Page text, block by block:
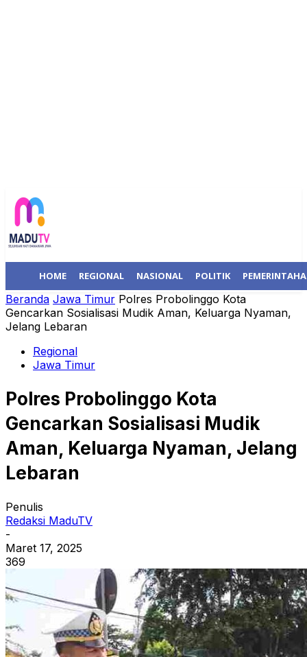
HOME REGIONAL NASIONAL POLITIK
Beranda Jawa Timur Polres Probolinggo Kota
Gencarkan Sosialisasi Mudik Aman, Keluarga Nyaman,
Jelang Lebaran
Regional
Jawa Timur
Polres Probolinggo Kota
Gencarkan Sosialisasi Mudik
Aman, Keluarga Nyaman, Jelang
Lebaran
Penulis
Redaksi MaduTV
-
Maret 17, 2025
369